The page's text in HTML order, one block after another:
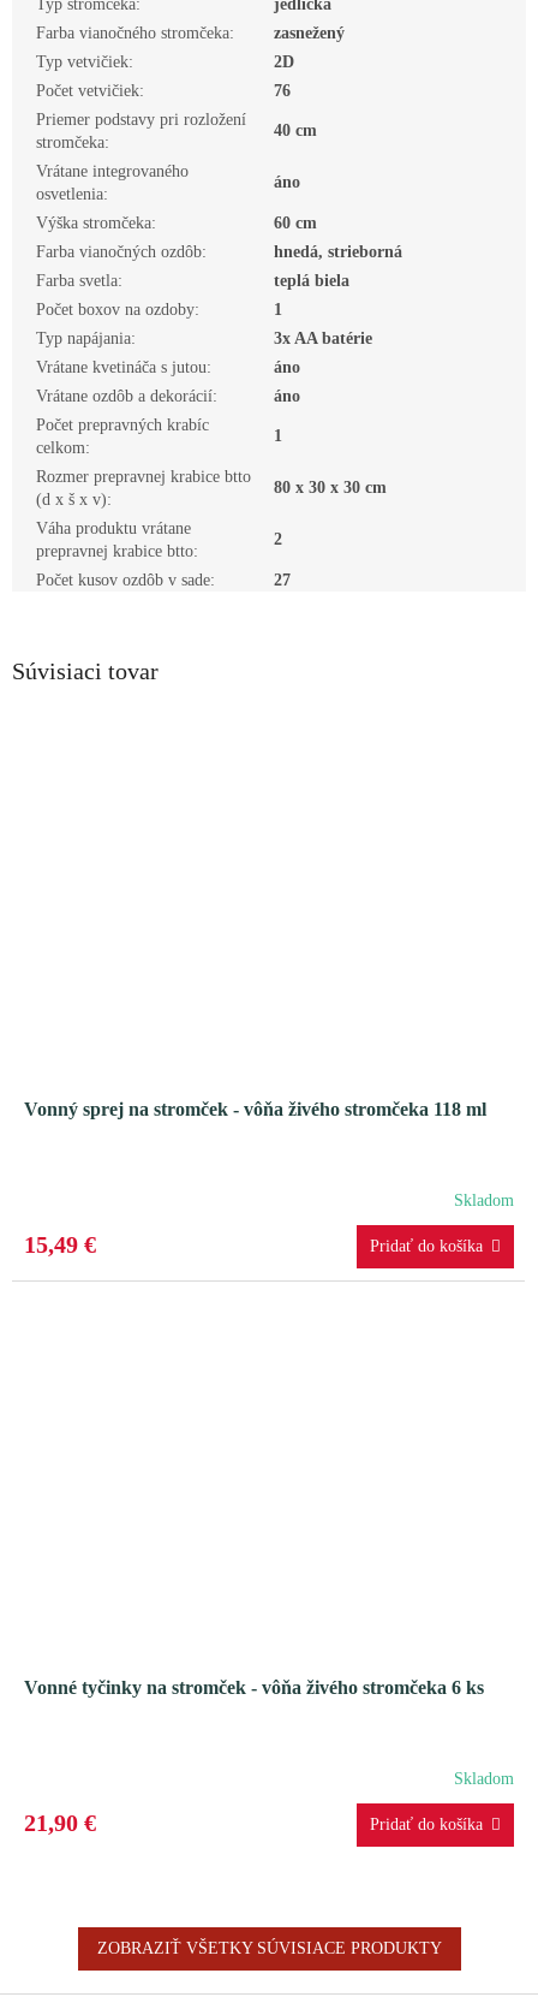
Súvisiaci tovar
Vonný sprej na stromček - vôňa živého stromčeka 118 ml
Skladom
15,49 €
Vonné tyčinky na stromček - vôňa živého stromčeka 6 ks
Skladom
21,90 €
ZOBRAZIŤ VŠETKY SÚVISIACE PRODUKTY
Typ stromčeka:
jedlička
Farba vianočného stromčeka:
zasnežený
Typ vetvičiek:
2D
Počet vetvičiek:
76
Priemer podstavy pri rozložení
stromčeka:
40 cm
Vrátane integrovaného
osvetlenia:
áno
Výška stromčeka:
60 cm
Farba vianočných ozdôb:
hnedá, strieborná
Farba svetla:
teplá biela
Počet boxov na ozdoby:
1
Typ napájania:
3x AA batérie
Vrátane kvetináča s jutou:
áno
Vrátane ozdôb a dekorácií:
áno
Počet prepravných krabíc
celkom:
1
Rozmer prepravnej krabice btto
(d x š x v):
80 x 30 x 30 cm
Váha produktu vrátane
prepravnej krabice btto:
2
Počet kusov ozdôb v sade: 27